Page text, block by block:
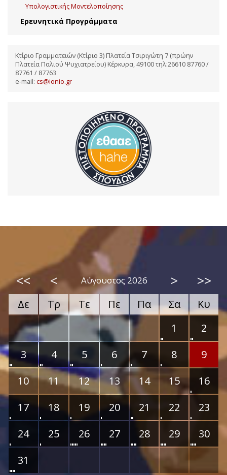
Υπολογιστικής Μοντελοποίησης
Ερευνητικά Προγράμματα
Κτίριο Γραμματειών (Κτίριο 3) Πλατεία Τσιριγώτη 7 (πρώην
Πλατεία Παλιού Ψυχιατρείου) Κέρκυρα, 49100 τηλ:26610 87760 /
87761 / 87763
e-mail: cs@ionio.gr
<< < Αύγουστος 2026 > >>
Δε Τρ Τε Πε Πα Σα
Κυ
1
2
3
4 5 6 7 8
9
10
11 12 13 14 15
16
17
18 19 20 21 22
23
24
25 26 27 28 29
30
31